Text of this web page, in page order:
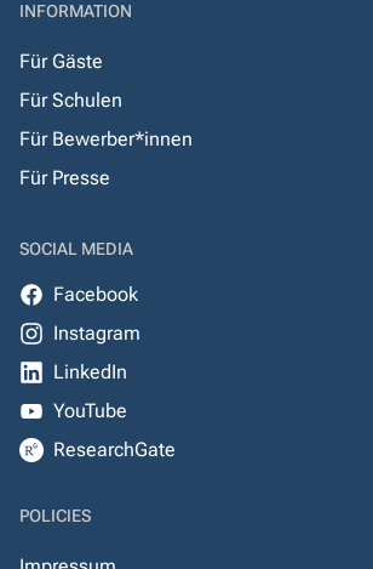
INFORMATION
Für Gäste
Für Schulen
Für Bewerber*innen
Für Presse
SOCIAL MEDIA
Facebook
Instagram
LinkedIn
YouTube
ResearchGate
POLICIES